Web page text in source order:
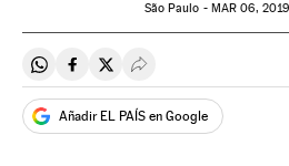
São Paulo - MAR 06,
Compartir en Whatsapp
Compartir en Facebook
Compartir en Twitter
Desplegar Redes
Añadir EL PAÍS en Google